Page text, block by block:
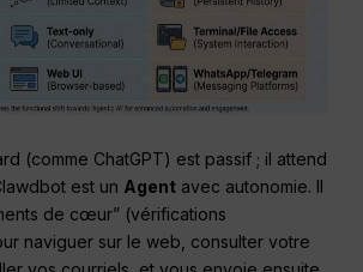
(comme ChatGPT) est passif ; il attend
est un Agent avec autonomie. Il
de cœur” (vérifications
naviguer sur le web, consulter votre